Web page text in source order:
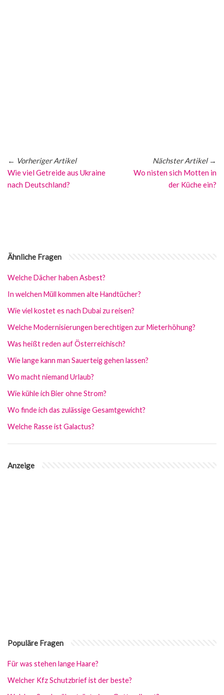
← Vorheriger Artikel
Wie viel Getreide aus Ukraine
nach Deutschland?
Nächster Artikel→
Wo nisten sich Motten in
der Küche ein?
Ähnliche Fragen
Welche Dächer haben Asbest?
In welchen Müll kommen alte Handtücher?
Wie viel kostet es nach Dubai zu reisen?
Welche Modernisierungen berechtigen zur Mieterhöhung?
Was heißt reden auf Österreichisch?
Wie lange kann man Sauerteig gehen lassen?
Wo macht niemand Urlaub?
Wie kühle ich Bier ohne Strom?
Wo finde ich das zulässige Gesamtgewicht?
Welche Rasse ist Galactus?
Anzeige
Populäre Fragen
Für was stehen lange Haare?
Welcher Kfz Schutzbrief ist der beste?